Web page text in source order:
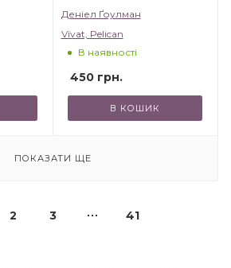
Деніел Ґоулман
Vivat, Pelican
В наявності
450грн.
В КОШИК
ПОКАЗАТИ ЩЕ
2 3 41